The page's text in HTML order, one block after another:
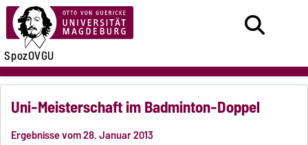
SpozOVGU
Uni-Meisterschaft im Badminton-Doppel
Ergebnisse vom 28. Januar 2013